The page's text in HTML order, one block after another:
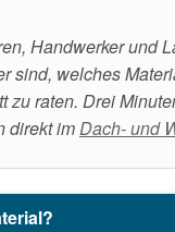
Handwerker und
sind, welches
zu raten. Drei
direkt imDach- und